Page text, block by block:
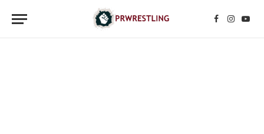
Facebook